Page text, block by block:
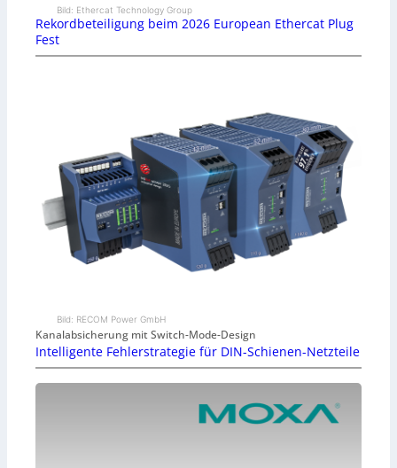
Bild: Ethercat Technology Group
Rekordbeteiligung beim 2026 European Ethercat Plug
Fest
Bild: RECOM Power GmbH
Kanalabsicherung mit Switch-Mode-Design
Intelligente Fehlerstrategie für DIN-Schienen-Netzteile